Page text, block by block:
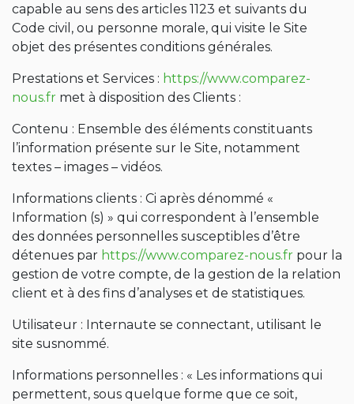
capable au sens des articles 1123 et suivants du
Code civil, ou personne morale, qui visite le Site
objet des présentes conditions générales.
Prestations et Services : https://www.comparez-
nous.fr met à disposition des Clients :
Contenu : Ensemble des éléments constituants
l’information présente sur le Site, notamment
textes – images – vidéos.
Informations clients : Ci après dénommé «
Information (s) » qui correspondent à l’ensemble
des données personnelles susceptibles d’être
détenues par https://www.comparez-nous.fr pour la
gestion de votre compte, de la gestion de la relation
client et à des fins d’analyses et de statistiques.
Utilisateur : Internaute se connectant, utilisant le
site susnommé.
Informations personnelles : « Les informations qui
permettent, sous quelque forme que ce soit,